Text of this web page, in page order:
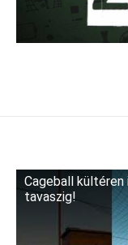
Cageball kültéren
tavaszig!